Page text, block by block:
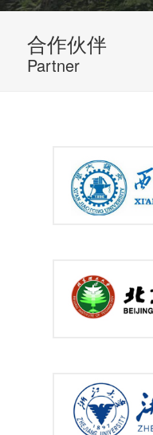
合作伙伴
Partner